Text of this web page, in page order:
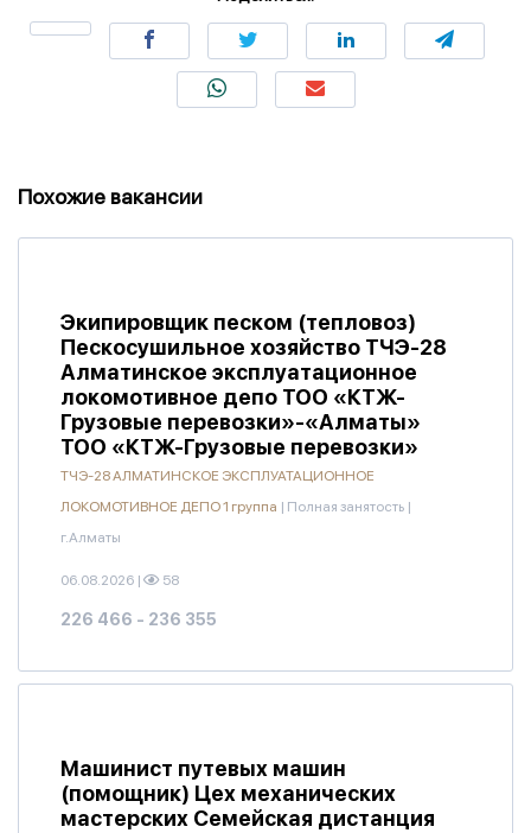
Похожие вакансии
Экипировщик песком (тепловоз)
Пескосушильное хозяйство ТЧЭ-28
Алматинское эксплуатационное
локомотивное депо ТОО «КТЖ-
Грузовые перевозки»-«Алматы»
ТОО «КТЖ-Грузовые перевозки»
ТЧЭ-28 АЛМАТИНСКОЕ ЭКСПЛУАТАЦИОННОЕ
ЛОКОМОТИВНОЕ ДЕПО 1 группа | Полная занятость |
г.Алматы
06.08.2026 | 58
226 466 - 236 355
Машинист путевых машин
(помощник) Цех механических
мастерских Семейская дистанция